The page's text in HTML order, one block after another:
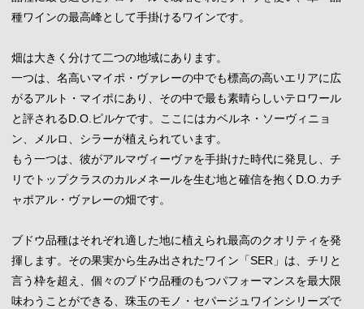
種ワインの最高峰として手掛けるワインです。
畑は大きく分けて二つの地域にあります。
一つは、名高いマイポ・ヴァレーの中でも標高の高いエリアに広
がるアルト・マイポにあり、その中で最も素晴らしいテロワール
と評されるD.O.ピルケです。ここにはカベルネ・ソーヴィニョ
ン、メルロ、シラーが植えられています。
もう一つは、彼がアルマヴィーヴァを手掛けた時代に発見し、チ
リでトップクラスのカルメネールを生む地と確信を抱くD.O.カチ
ャポアル・ヴァレーの畑です。
ブドウ品種はそれぞれ適した地に植えられ最高のクオリティを発
揮します。その果実から生み出されたワイン「SER」は、チリと
言う枠を超え、個々のブドウ品種のもつパフォーマンスを最大限
味わうことができる、珠玉のモノ・セパージュワインシリーズで